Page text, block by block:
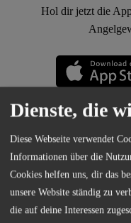
Hol dir jetzt die
Dienste, die
Diese Webseite verwendet
Informationen über die
Cookies helfen uns, dir das
unsere Website ständig zu
die auf deine Interessen